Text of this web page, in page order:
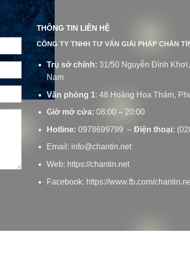
THÔNG TIN LIÊN HỆ
CÔNG TY TNHH TƯ VẤN GIẢI PHÁP CHÂN
Trụ sở chính: 31/50 Nguyễn Đình
Nam
Văn phòng 1: 48 Hoàng Hoa Thám,
Giờ mở cửa: 08:00 – 20:00
Hotline: 0978699799 –Điện thoại:
Email: info@chantin.net
Web: https://chantin.net
Facebook: https://www.fb.com/